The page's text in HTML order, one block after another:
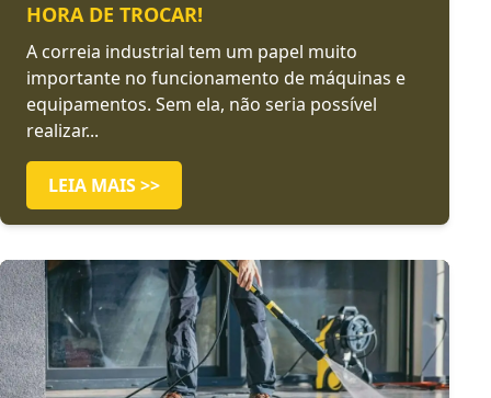
HORA DE TROCAR!
A correia industrial tem um papel muito
importante no funcionamento de máquinas e
equipamentos. Sem ela, não seria possível
realizar...
LEIA MAIS >>